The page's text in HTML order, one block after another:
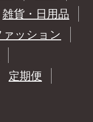
雑貨・日用品
ァッション
定期便